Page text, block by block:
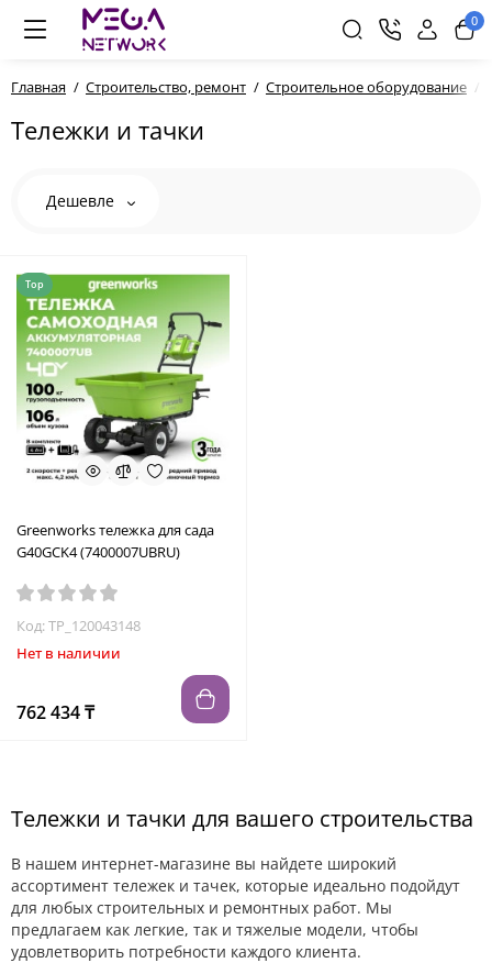
0
Главная Строительство, ремонт Строительное оборудование
Тележки и тачки
Дешевле
Top
Greenworks тележка для сада
G40GCK4 (7400007UBRU)
Код: TP_120043148
Нет в наличии
762 434 ₸
Тележки и тачки для вашего строительства
В нашем интернет-магазине вы найдете широкий
ассортимент тележек и тачек, которые идеально подойдут
для любых строительных и ремонтных работ. Мы
предлагаем как легкие, так и тяжелые модели, чтобы
удовлетворить потребности каждого клиента.